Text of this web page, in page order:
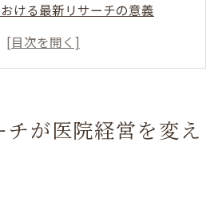
ける最新リサーチの意義
善に役立つリサーチの視点
科リサーチが不可欠な理由
役立つ歯科リサーチ法
満足度調査の実践法とは
チが医院経営を変え